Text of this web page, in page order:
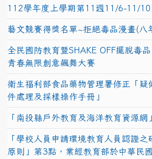
112學年度上學期第11週11/6-11/10
藝文競賽得獎名單~拒絕毒品漫畫(八
全民國防教育暨SHAKE OFF擺脫毒
青春無限創意飆舞大賽
衛生福利部食品藥物管理署修正「疑
件處理及採樣操作手冊」
「南投縣戶外教育及海洋教育資源網
「學校人員申請環境教育人員認證之
原則」第3點，業經教育部於中華民